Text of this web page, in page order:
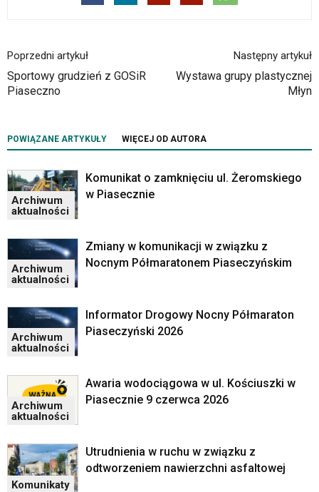
odpowiadających
im
skrótów
czytniku
oraz
być
wyposażone
skróty
klawiaturowe
przyjęte
dla
platformy.
Poprzedni artykuł
Sportowy grudzień z GOSiR
Piaseczno
Następny artykuł
Wystawa grupy plastycznej
Młyn
POWIĄZANE ARTYKUŁY WIĘCEJ OD AUTORA
Archiwum
aktualności
Komunikat o zamknięciu ul. Żeromskiego
w Piasecznie
Archiwum
aktualności
Zmiany w komunikacji w związku z
Nocnym Półmaratonem Piaseczyńskim
Archiwum
aktualności
Informator Drogowy Nocny Półmaraton
Piaseczyński 2026
Archiwum
aktualności
Awaria wodociągowa w ul. Kościuszki w
Piasecznie 9 czerwca 2026
Komunikaty
Utrudnienia w ruchu w związku z
odtworzeniem nawierzchni asfaltowej